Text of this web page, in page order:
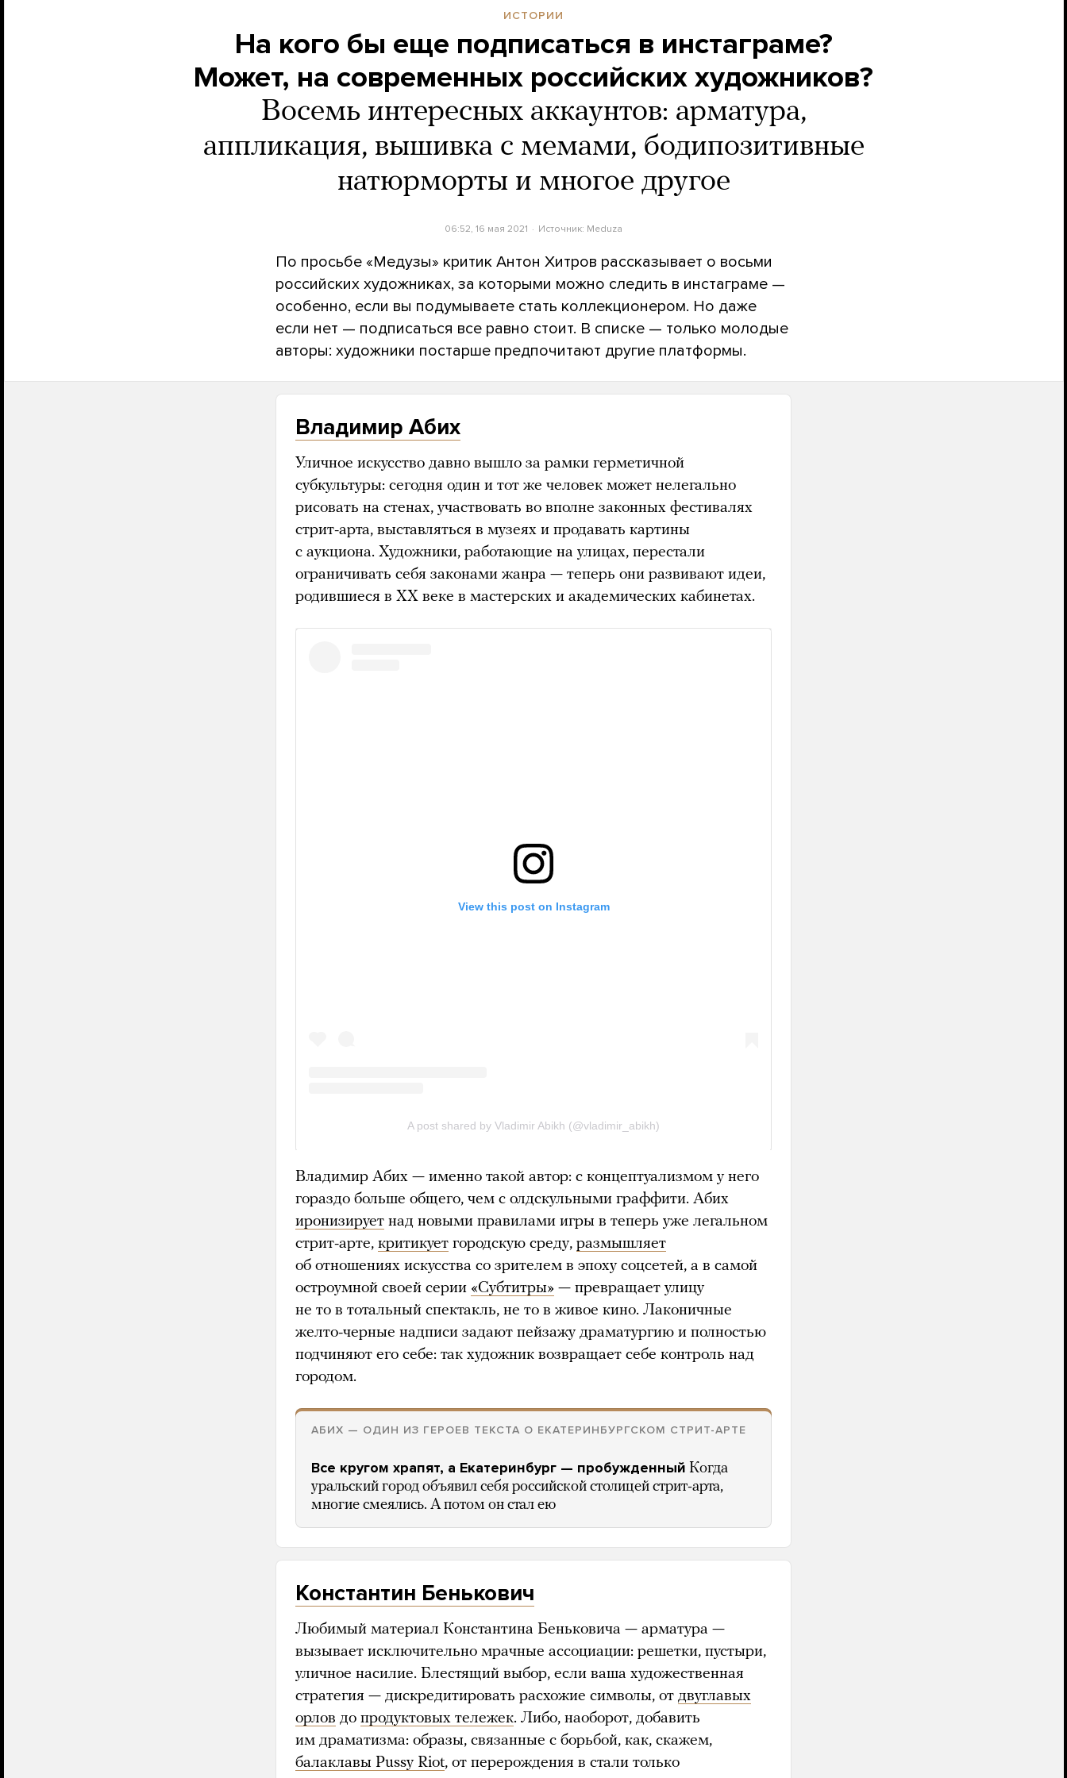
ИСТОРИИ
На кого бы еще подписаться в инстаграме?
Может, на современных российских художников?
Восемь интересных аккаунтов: арматура,
аппликация, вышивка с мемами, бодипозитивные
натюрморты и многое другое
06:52, 16 мая 2021 Источник: Meduza
По просьбе «Медузы» критик Антон Хитров рассказывает о восьми
российских художниках, за которыми можно следить в инстаграме —
особенно, если вы подумываете стать коллекционером. Но даже
если нет — подписаться все равно стоит. В списке — только молодые
авторы: художники постарше предпочитают другие платформы.
Владимир Абих
Уличное искусство давно вышло за рамки герметичной
субкультуры: сегодня один и тот же человек может нелегально
рисовать на стенах, участвовать во вполне законных фестивалях
стрит-арта, выставляться в музеях и продавать картины
с аукциона. Художники, работающие на улицах, перестали
ограничивать себя законами жанра — теперь они развивают идеи,
родившиеся в XX веке в мастерских и академических кабинетах.
Владимир Абих — именно такой автор: с концептуализмом у него
гораздо больше общего, чем с олдскульными граффити. Абих
иронизирует над новыми правилами игры в теперь уже легальном
стрит-арте, критикует городскую среду, размышляет
об отношениях искусства со зрителем в эпоху соцсетей, а в самой
остроумной своей серии «Субтитры» — превращает улицу
не то в тотальный спектакль, не то в живое кино. Лаконичные
желто-черные надписи задают пейзажу драматургию и полностью
подчиняют его себе: так художник возвращает себе контроль над
городом.
АБИХ — ОДИН ИЗ ГЕРОЕВ ТЕКСТА О ЕКАТЕРИНБУРГСКОМ СТРИТ-АРТЕ
Все кругом храпят, а Екатеринбург — пробужденный Когда
уральский город объявил себя российской столицей стрит-арта,
многие смеялись. А потом он стал ею
Константин Бенькович
Любимый материал Константина Беньковича — арматура —
вызывает исключительно мрачные ассоциации: решетки, пустыри,
уличное насилие. Блестящий выбор, если ваша художественная
стратегия — дискредитировать расхожие символы, от двуглавых
орлов до продуктовых тележек. Либо, наоборот, добавить
им драматизма: образы, связанные с борьбой, как, скажем,
балаклавы Pussy Riot, от перерождения в стали только